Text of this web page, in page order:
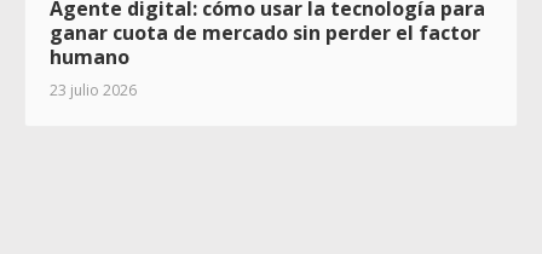
Agente digital: cómo usar la tecnología para
ganar cuota de mercado sin perder el factor
humano
23 julio 2026